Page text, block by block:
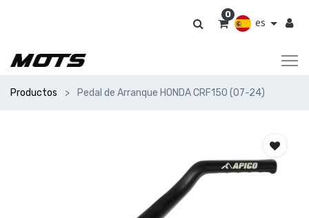
es
0
Productos Pedal de Arranque HONDA CRF150 (07-24)